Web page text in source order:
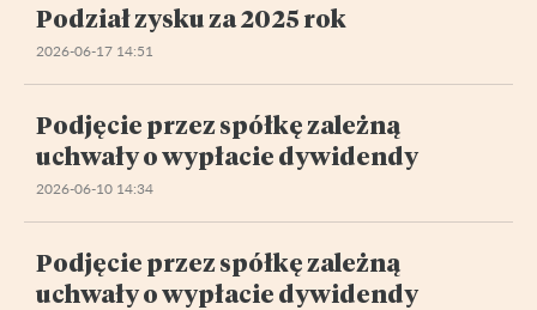
Podział zysku za 2025 rok
2026-06-17 14:51
Podjęcie przez spółkę zależną
uchwały o wypłacie dywidendy
2026-06-10 14:34
Podjęcie przez spółkę zależną
uchwały o wypłacie dywidendy